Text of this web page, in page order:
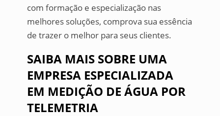
com formação e especialização nas
melhores soluções, comprova sua essência
de trazer o melhor para seus clientes.
SAIBA MAIS SOBRE UMA
EMPRESA ESPECIALIZADA
EM MEDIÇÃO DE ÁGUA POR
TELEMETRIA